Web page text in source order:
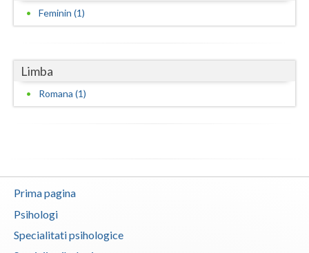
Mures
Olt
Prahova
Suceava
Teleorman
Feminin (1)
Limba
Romana (1)
Prima pagina
Psihologi
Specialitati psihologice